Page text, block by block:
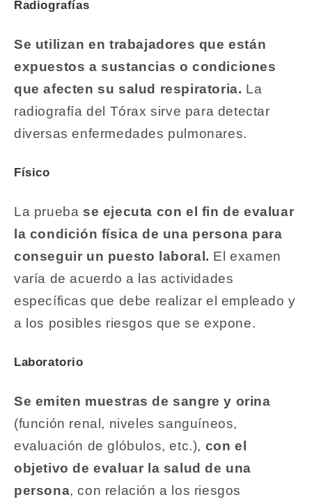
Radiografías
Se utilizan en trabajadores que están
expuestos a sustancias o condiciones
que afecten su salud respiratoria. La
radiografía del Tórax sirve para detectar
diversas enfermedades pulmonares.
Físico
La prueba se ejecuta con el fin de evaluar
la condición física de una persona para
conseguir un puesto laboral. El examen
varía de acuerdo a las actividades
específicas que debe realizar el empleado y
a los posibles riesgos que se expone.
Laboratorio
Se emiten muestras de sangre y orina
(función renal, niveles sanguíneos,
evaluación de glóbulos, etc.), con el
objetivo de evaluar la salud de una
persona, con relación a los riesgos